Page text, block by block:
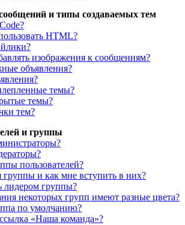
и типы создаваемых тем
HTML?
изображения к сообщениям?
объявления?
темы?
темы?
тем?
и группы
пользователей?
группы и как мне вступить в них?
лидером группы?
некоторых групп имеют разные цвета?
по умолчанию?
«Наша команда»?